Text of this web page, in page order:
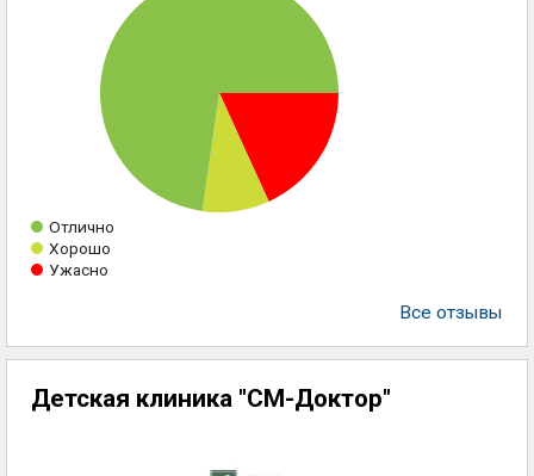
Отлично
Хорошо
Ужасно
Все отзывы
Детская клиника "СМ-Доктор"